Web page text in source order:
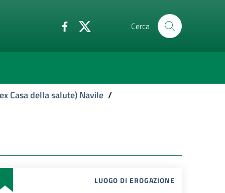
Cerca
Casa della salute) Navile /
LUOGO DI EROGAZIONE